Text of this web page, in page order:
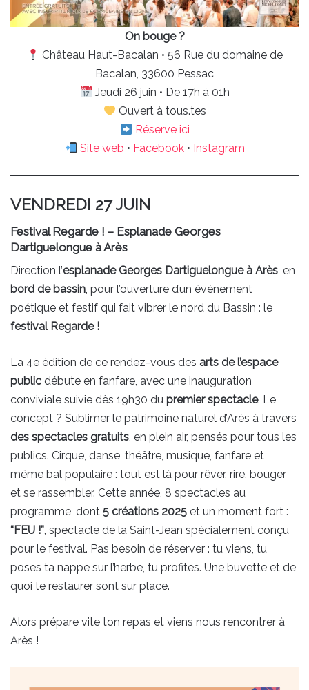
On bouge ?
Château Haut-Bacalan • 56 Rue du domaine de
Bacalan, 33600 Pessac
Jeudi 26 juin • De 17h à 01h
Ouvert à tous.tes
Réserve ici
Site web • Facebook• Instagram
VENDREDI 27 JUIN
Festival Regarde ! – Esplanade Georges
Dartiguelongue à Arès
Direction l’esplanade Georges Dartiguelongue à Arès, en
bord de bassin, pour l’ouverture d’un événement
poétique et festif qui fait vibrer le nord du Bassin : le
festival Regarde !
La 4e édition de ce rendez-vous des arts de l’espace
public débute en fanfare, avec une inauguration
conviviale suivie dès 19h30 du premier spectacle. Le
concept ? Sublimer le patrimoine naturel d’Arès à travers
des spectacles gratuits, en plein air, pensés pour tous les
publics. Cirque, danse, théâtre, musique, fanfare et
même bal populaire : tout est là pour rêver, rire, bouger
et se rassembler. Cette année, 8 spectacles au
programme, dont 5 créations 2025 et un moment fort :
“FEU !”, spectacle de la Saint-Jean spécialement conçu
pour le festival. Pas besoin de réserver : tu viens, tu
poses ta nappe sur l’herbe, tu profites. Une buvette et de
quoi te restaurer sont sur place.
Alors prépare vite ton repas et viens nous rencontrer à
Arès !